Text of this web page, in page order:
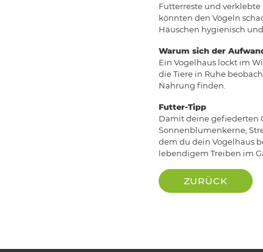
Futterreste und
könnten den Vögeln
Häuschen hygienisch
Warum sich der
Ein Vogelhaus lockt im
die Tiere in Ruhe
Nahrung finden.
Futter-Tipp
Damit deine gefiederten
Sonnenblumenkerne,
dem du dein Vogelhaus
lebendigem Treiben im
ZURÜCK